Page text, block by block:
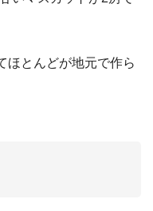
ほとんどが地元で作ら